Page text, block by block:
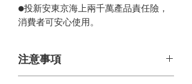
●投新安東京海上兩千萬產品責任險，
消費者可安心使用。
注意事項